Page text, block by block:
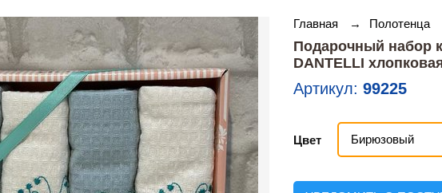
Главная → Полотенца
Подарочный набор
DANTELLI
Артикул: 99225
Цвет Бирюзовый